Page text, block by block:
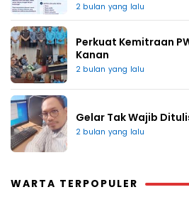
2 bulan yang lalu
Perkuat Kemitraan
Kanan
2 bulan yang lalu
Gelar Tak Wajib
2 bulan yang lalu
WARTA TERPOPULER